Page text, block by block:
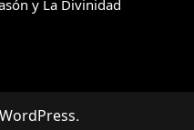
y La Divinidad
WordPress.